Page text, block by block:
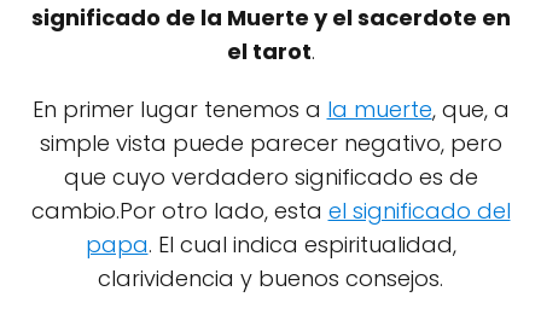
significado de la Muerte y el sacerdote en
el tarot.
En primer lugar tenemos a la muerte, que, a
simple vista puede parecer negativo, pero
que cuyo verdadero significado es de
cambio.Por otro lado, esta el significado del
papa. El cual indica espiritualidad,
clarividencia y buenos consejos.